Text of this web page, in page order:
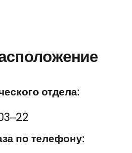
отдела:
по телефону: